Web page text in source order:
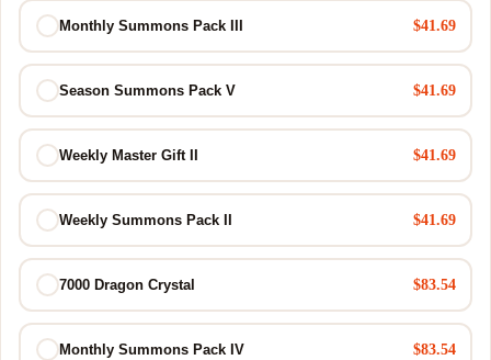
Monthly Summons Pack III $41.69
Season Summons Pack V $41.69
Weekly Master Gift II $41.69
Weekly Summons Pack II $41.69
7000 Dragon Crystal $83.54
Monthly Summons Pack IV $83.54